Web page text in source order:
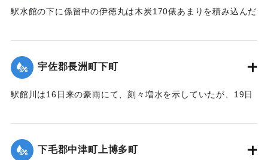
駅水館の下に係留中の伊徳丸は木炭170俵あまりを積み込んだ
中の県水産課の豊洋丸に数十名の漁夫を載せて同夜12時より
流失船捜査のため同海面沖合に出動したが、暗夜のため捜査
困難なりしも判明せる分は、流失5隻のうち3隻は長洲町西濱
【出典：大分新聞 大正12年6月21日 朝刊4面、22日 朝刊4
宇佐郡長洲町下町
駅館川は16日来の豪雨にて、刻々増水を示していたが、19日
の増水は1丈を示し、同海岸に係留している帆船、ならびに漁
船は激流のため押し流され、海岸は深夜多数の漁夫が出動
し、一大混雑を呈した。
下毛郡中津町上博多町